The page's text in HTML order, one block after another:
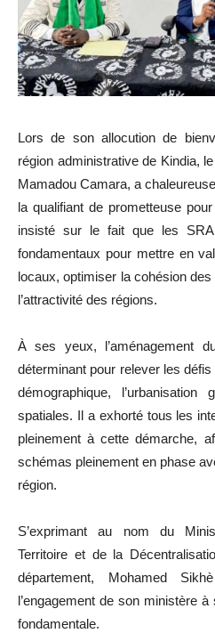
Lors de son allocution de
région administrative de Kindia,
Mamadou Camara, a
la qualifiant de prometteuse
insisté sur le fait que les
fondamentaux pour mettre en
locaux, optimiser la cohésion
l’attractivité des régions.
À ses yeux, l’aménagement
déterminant pour relever les
démographique,
spatiales. Il a exhorté tous les
pleinement à cette démarche,
schémas pleinement en phase
région.
S’exprimant au nom du
Territoire et de la
département, Mohamed
l’engagement de son ministère
fondamentale.